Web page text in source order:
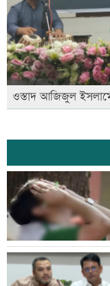
ওস্তাদ আজিজুল